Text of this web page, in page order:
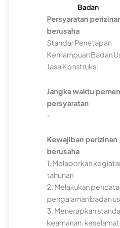
Badan
Persyaratan
berusaha
Standar Penetapan
Kemampuan Badan
Jasa Konstruksi
Jangka waktu
persyaratan
-
Kewajiban perizinan
berusaha
1. Melaporkan
tahunan
2. Melakukan
pengalaman badan
3. Menerapkan
keamanan,